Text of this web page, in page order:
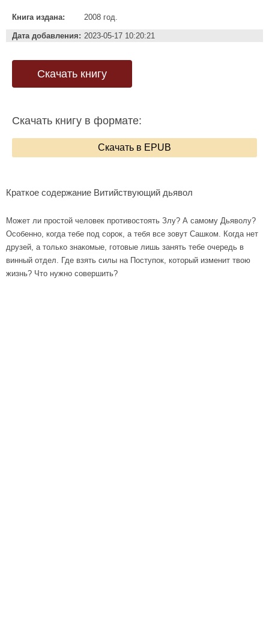
Книга издана: 2008 год.
Дата добавления: 2023-05-17 10:20:21
Скачать книгу
Скачать книгу в формате:
Скачать в EPUB
Краткое содержание Витийствующий дьявол
Может ли простой человек противостоять Злу? А самому Дьяволу?
Особенно, когда тебе под сорок, а тебя все зовут Сашком. Когда нет
друзей, а только знакомые, готовые лишь занять тебе очередь в
винный отдел. Где взять силы на Поступок, который изменит твою
жизнь? Что нужно совершить?